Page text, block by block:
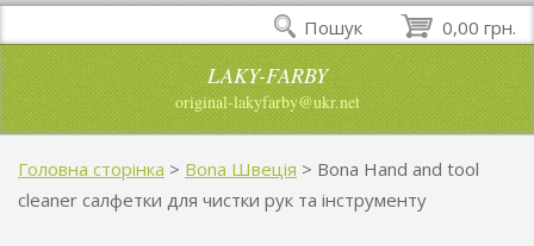
LAKY-FARBY
original-lakyfarby@ukr.net
Головна сторінка > Bona Швеція > Bona Hand and tool
cleaner салфетки для чистки рук та інструменту
0,00 грн.
Пошук